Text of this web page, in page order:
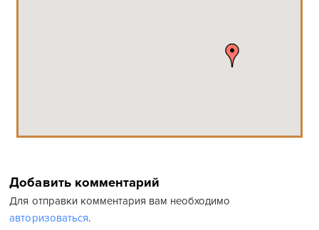
Добавить комментарий
Для отправки комментария вам необходимо
авторизоваться.